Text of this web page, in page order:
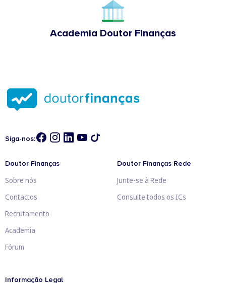
Academia Doutor Finanças
Siga-nos:
Doutor Finanças
Sobre nós
Contactos
Recrutamento
Academia
Fórum
Doutor Finanças Rede
Junte-se à Rede
Consulte todos os ICs
Informação Legal